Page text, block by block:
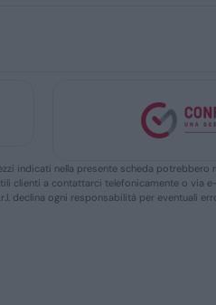
indicati nella presente scheda
clienti a contattarci telefonicamente o via
declina ogni responsabilità per eventuali